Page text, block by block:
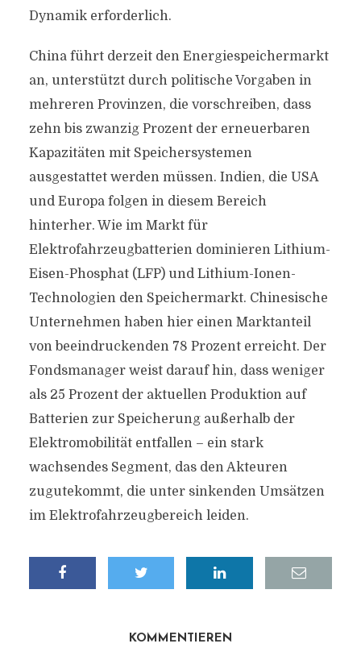
Dynamik erforderlich.
China führt derzeit den Energiespeichermarkt
an, unterstützt durch politische Vorgaben in
mehreren Provinzen, die vorschreiben, dass
zehn bis zwanzig Prozent der erneuerbaren
Kapazitäten mit Speichersystemen
ausgestattet werden müssen. Indien, die USA
und Europa folgen in diesem Bereich
hinterher. Wie im Markt für
Elektrofahrzeugbatterien dominieren Lithium-
Eisen-Phosphat (LFP) und Lithium-Ionen-
Technologien den Speichermarkt. Chinesische
Unternehmen haben hier einen Marktanteil
von beeindruckenden 78 Prozent erreicht. Der
Fondsmanager weist darauf hin, dass weniger
als 25 Prozent der aktuellen Produktion auf
Batterien zur Speicherung außerhalb der
Elektromobilität entfallen – ein stark
wachsendes Segment, das den Akteuren
zugutekommt, die unter sinkenden Umsätzen
im Elektrofahrzeugbereich leiden.
KOMMENTIEREN